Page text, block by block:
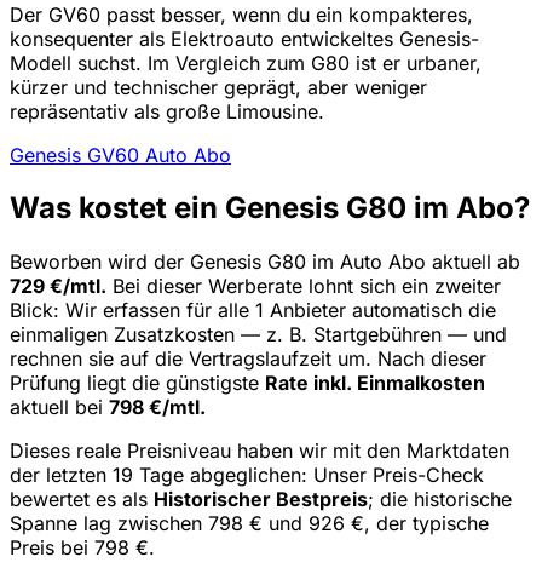
Der GV60 passt besser, wenn du ein kompakteres,
konsequenter als Elektroauto entwickeltes Genesis-
Modell suchst. Im Vergleich zum G80 ist er urbaner,
kürzer und technischer geprägt, aber weniger
repräsentativ als große Limousine.
Genesis GV60 Auto Abo
Was kostet ein Genesis G80 im Abo?
Beworben wird der Genesis G80 im Auto Abo aktuell ab
729 €/mtl. Bei dieser Werberate lohnt sich ein zweiter
Blick: Wir erfassen für alle 1 Anbieter automatisch die
einmaligen Zusatzkosten — z. B. Startgebühren — und
rechnen sie auf die Vertragslaufzeit um. Nach dieser
Prüfung liegt die günstigste Rate inkl. Einmalkosten
aktuell bei 798 €/mtl.
Dieses reale Preisniveau haben wir mit den Marktdaten
der letzten 19 Tage abgeglichen: Unser Preis-Check
bewertet es als Historischer Bestpreis; die historische
Spanne lag zwischen 798 € und 926 €, der typische
Preis bei 798 €.